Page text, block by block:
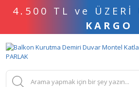
4.500 TL ve ÜZERİ
KARGO